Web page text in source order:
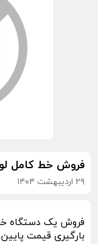
فروش خط کامل لوله ۵ لایه
۲۹ اردیبهشت ۱۴۰۴
فروش یک دستگاه خط
بارگیری قیمت